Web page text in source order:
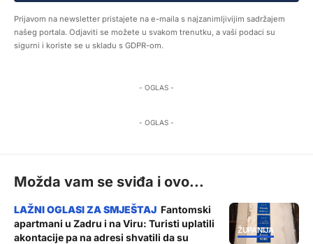
Prijavom na newsletter pristajete na e-maila s najzanimljivijim sadržajem
našeg portala. Odjaviti se možete u svakom trenutku, a vaši podaci su
sigurni i koriste se u skladu s GDPR-om.
- OGLAS -
- OGLAS -
Možda vam se sviđa i ovo...
ŽUPANIJA
Fantomski
apartmani u Zadru i na Viru: Turisti uplatili
akontacije pa na adresi shvatili da su